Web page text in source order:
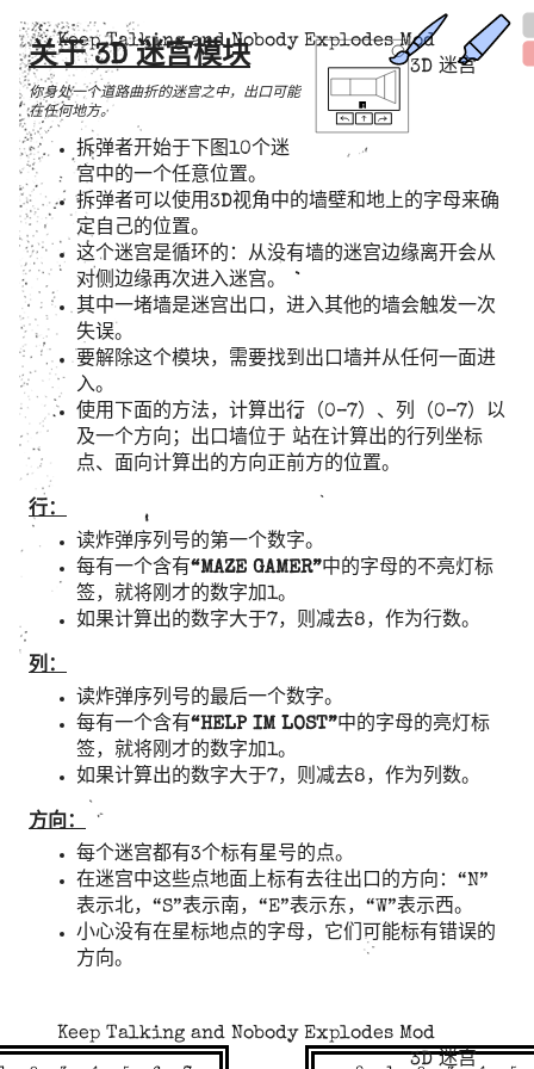
Keep Talking and Nobody Explodes Mod
3D 迷宫
关于 3D 迷宫模块
你身处一个道路曲折的迷宫之中，出口可能
在任何地方。
拆弹者开始于下图10个迷
宫中的一个任意位置。
拆弹者可以使用3D视角中的墙壁和地上的字母来确
定自己的位置。
这个迷宫是循环的：从没有墙的迷宫边缘离开会从
对侧边缘再次进入迷宫。
其中一堵墙是迷宫出口，进入其他的墙会触发一次
失误。
要解除这个模块，需要找到出口墙并从任何一面进
入。
使用下面的方法，计算出行（0–7）、列（0–7）以
及一个方向；出口墙位于 站在计算出的行列坐标
点、面向计算出的方向正前方的位置。
行：
读炸弹序列号的第一个数字。
每有一个含有“MAZE GAMER”中的字母的不亮灯标
签，就将刚才的数字加1。
如果计算出的数字大于7，则减去8，作为行数。
列：
读炸弹序列号的最后一个数字。
每有一个含有“HELP IM LOST”中的字母的亮灯标
签，就将刚才的数字加1。
如果计算出的数字大于7，则减去8，作为列数。
方向：
每个迷宫都有3个标有星号的点。
在迷宫中这些点地面上标有去往出口的方向：“N”
表示北，“S”表示南，“E”表示东，“W”表示西。
小心没有在星标地点的字母，它们可能标有错误的
方向。
Keep Talking and Nobody Explodes Mod
3D 迷宫